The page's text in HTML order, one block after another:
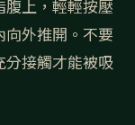
腹上，輕輕按壓
向外推開。不要
接觸才能被吸